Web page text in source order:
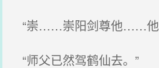
“崇……崇阳剑尊他……他
“师父已然驾鹤仙去。”